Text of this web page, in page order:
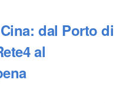
dal Porto di
al